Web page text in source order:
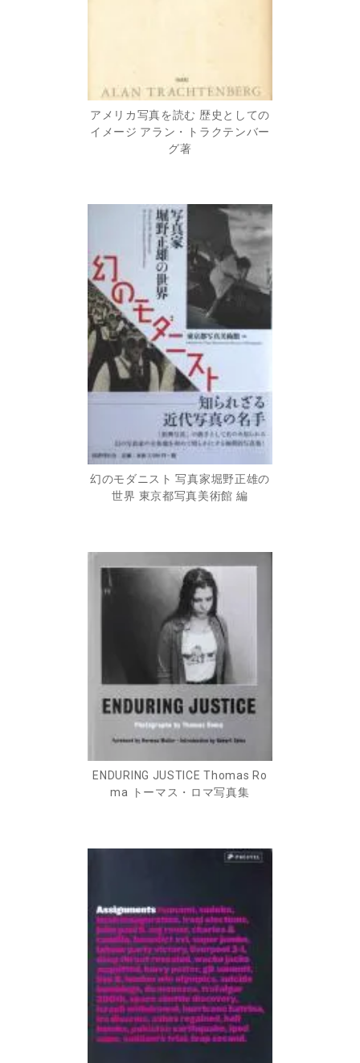
アメリカ写真を読む 歴史としての
イメージ アラン・トラクテンバー
グ著
幻のモダニスト 写真家堀野正雄の
世界 東京都写真美術館 編
ENDURING JUSTICE Thomas Ro
ma トーマス・ロマ写真集